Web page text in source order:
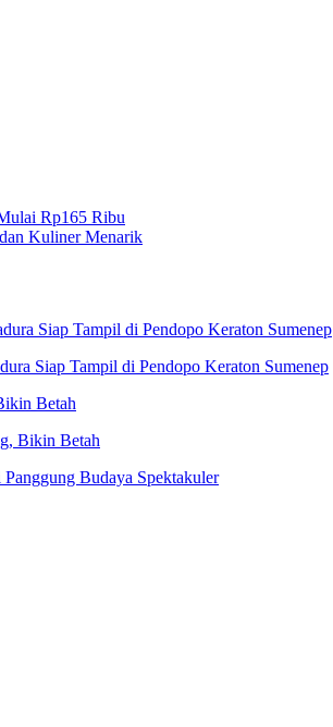
Rp165 Ribu
Kuliner Menarik
Siap Tampil di Pendopo Keraton Sumenep
Siap Tampil di Pendopo Keraton Sumenep
Betah
Bikin Betah
Budaya Spektakuler